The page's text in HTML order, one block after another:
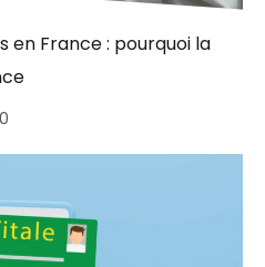
en France : pourquoi la